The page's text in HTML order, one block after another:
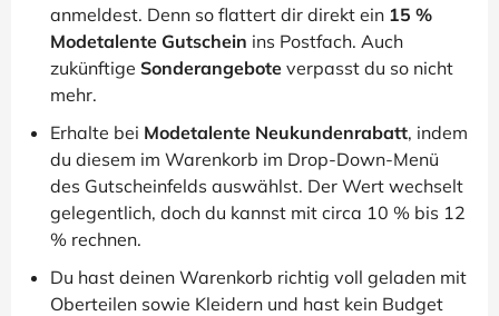
anmeldest. Denn so flattert dir direkt ein 15 %
Modetalente Gutschein ins Postfach. Auch
zukünftige Sonderangebote verpasst du so nicht
mehr.
Erhalte bei Modetalente Neukundenrabatt, indem
du diesem im Warenkorb im Drop-Down-Menü
des Gutscheinfelds auswählst. Der Wert wechselt
gelegentlich, doch du kannst mit circa 10 % bis 12
% rechnen.
Du hast deinen Warenkorb richtig voll geladen mit
Oberteilen sowie Kleidern und hast kein Budget